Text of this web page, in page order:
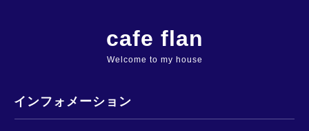
cafe flan
Welcome to my house
インフォメーション